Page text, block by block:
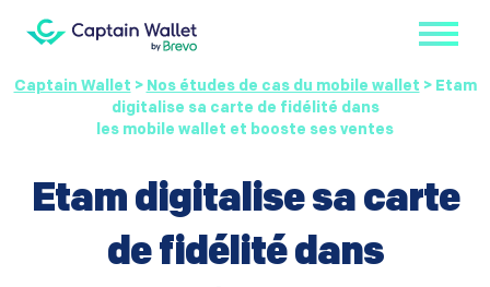
Captain Wallet > Nos études de cas du mobile wallet > Etam
digitalise sa carte de fidélité dans
les mobile wallet et booste ses ventes
Etam digitalise sa carte
de fidélité dans